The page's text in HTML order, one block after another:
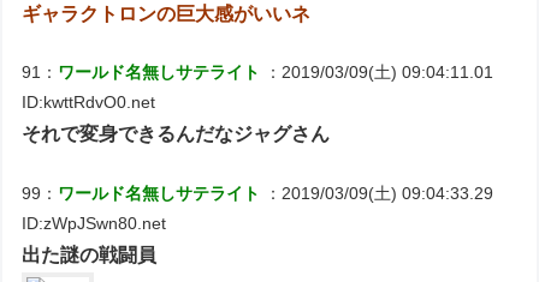
ギャラクトロンの巨大感がいいネ
91： ワールド名無しサテライト
：2019/03/09(土) 09:04:11.01
ID:kwttRdvO0.net
それで変身できるんだなジャグさん
99： ワールド名無しサテライト
：2019/03/09(土) 09:04:33.29
ID:zWpJSwn80.net
出た謎の戦闘員